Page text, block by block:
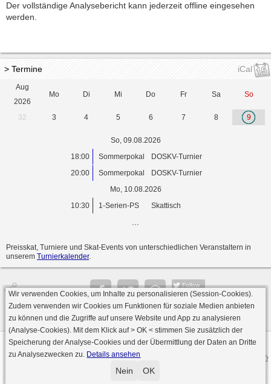
Der vollständige Analysebericht kann jederzeit offline eingesehen
werden.
> Termine iCal
Aug
2026
Mo Di Mi Do Fr Sa So
32 3 4 5 6 7 8 9
So, 09.08.2026
18:00
Sommerpokal
DOSKV-Turnier
20:00
Sommerpokal
DOSKV-Turnier
Mo, 10.08.2026
10:30
1-Serien-PS Skattisch
Preisskat, Turniere und Skat-Events von unterschiedlichen Veranstaltern in
unserem Turnierkalender.
Follow
Seite
Datenschutz AGB
Impressum
© 2000 - 2026 skat-spielen.de
· Serverversion: 2026 6.241 · registrierte Spieler: 501.083 ·
Wir verwenden Cookies, um Inhalte zu personalisieren (Session-Cookies).
Zudem verwenden wir Cookies um Funktionen für soziale Medien anbieten
zu können und die Zugriffe auf unsere Website und App zu analysieren
(Analyse-Cookies). Mit dem Klick auf> OK < stimmen Sie zusätzlich der
Speicherung der Analyse-Cookies und der Übermittlung der Daten an Dritte
zu Analysezwecken zu. Details ansehen
Nein OK